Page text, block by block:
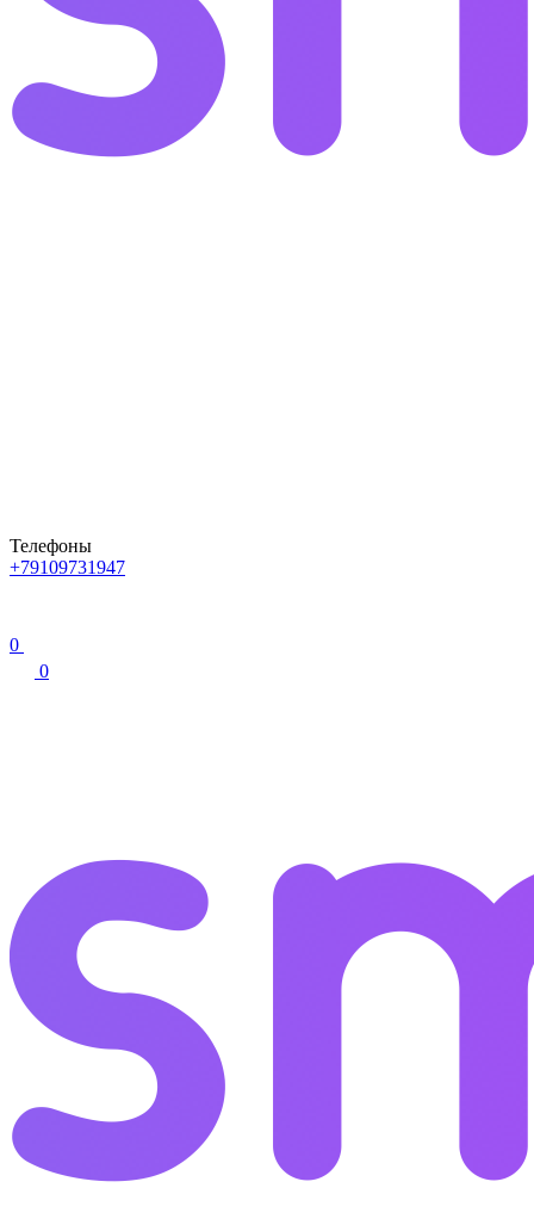
Телефоны
+79109731947
0
0